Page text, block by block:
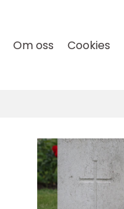
Om oss Cookies